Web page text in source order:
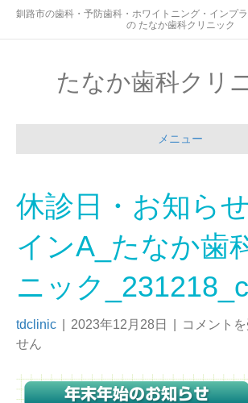
釧路市の歯科・予防歯科・ホワイトニング・インプ
の たなか歯科クリニック
たなか歯科クリ
メニュー
休診日・お知ら
インA_たなか歯
ニック
tdclinic 2023年12月28日
コメント
せん